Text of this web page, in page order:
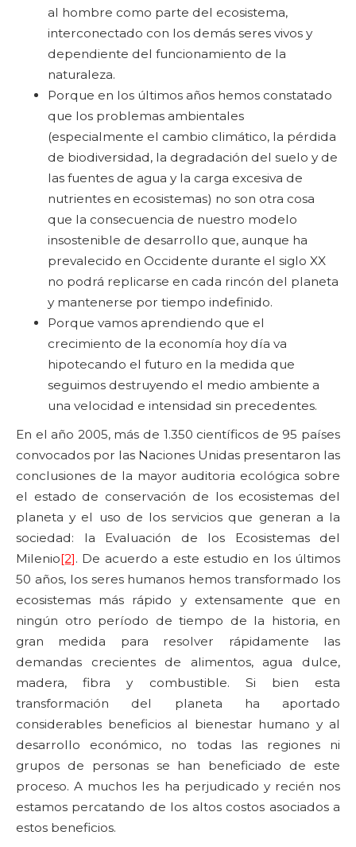
al hombre como parte del ecosistema,
interconectado con los demás seres vivos y
dependiente del funcionamiento de la
naturaleza.
Porque en los últimos años hemos constatado
que los problemas ambientales
(especialmente el cambio climático, la pérdida
de biodiversidad, la degradación del suelo y de
las fuentes de agua y la carga excesiva de
nutrientes en ecosistemas) no son otra cosa
que la consecuencia de nuestro modelo
insostenible de desarrollo que, aunque ha
prevalecido en Occidente durante el siglo XX
no podrá replicarse en cada rincón del planeta
y mantenerse por tiempo indefinido.
Porque vamos aprendiendo que el
crecimiento de la economía hoy día va
hipotecando el futuro en la medida que
seguimos destruyendo el medio ambiente a
una velocidad e intensidad sin precedentes.
En el año 2005, más de 1.350 científicos de 95 países
convocados por las Naciones Unidas presentaron las
conclusiones de la mayor auditoria ecológica sobre
el estado de conservación de los ecosistemas del
planeta y el uso de los servicios que generan a la
sociedad: la Evaluación de los Ecosistemas del
Milenio[2]. De acuerdo a este estudio en los últimos
50 años, los seres humanos hemos transformado los
ecosistemas más rápido y extensamente que en
ningún otro período de tiempo de la historia, en
gran medida para resolver rápidamente las
demandas crecientes de alimentos, agua dulce,
madera, fibra y combustible. Si bien esta
transformación del planeta ha aportado
considerables beneficios al bienestar humano y al
desarrollo económico, no todas las regiones ni
grupos de personas se han beneficiado de este
proceso. A muchos les ha perjudicado y recién nos
estamos percatando de los altos costos asociados a
estos beneficios.